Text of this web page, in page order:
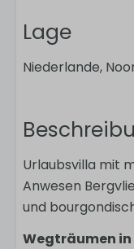
Lage
Niederlande,
Urlaubsvilla mit
Anwesen
und
Wegträumen in